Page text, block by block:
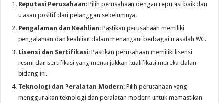
Reputasi Perusahaan: Pilih perusahaan dengan reputasi baik dan
ulasan positif dari pelanggan sebelumnya.
Pengalaman dan Keahlian: Pastikan perusahaan memiliki
pengalaman dan keahlian dalam menangani berbagai masalah WC.
Lisensi dan Sertifikasi: Pastikan perusahaan memiliki lisensi
resmi dan sertifikasi yang menunjukkan kualifikasi mereka dalam
bidang ini.
Teknologi dan Peralatan Modern: Pilih perusahaan yang
menggunakan teknologi dan peralatan modern untuk memastikan